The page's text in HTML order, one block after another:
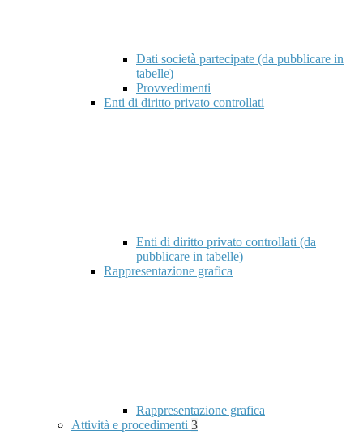
Dati società partecipate (da pubblicare in
tabelle)
Provvedimenti
Enti di diritto privato controllati
Enti di diritto privato controllati (da
pubblicare in tabelle)
Rappresentazione grafica
Rappresentazione grafica
Attività e procedimenti 3